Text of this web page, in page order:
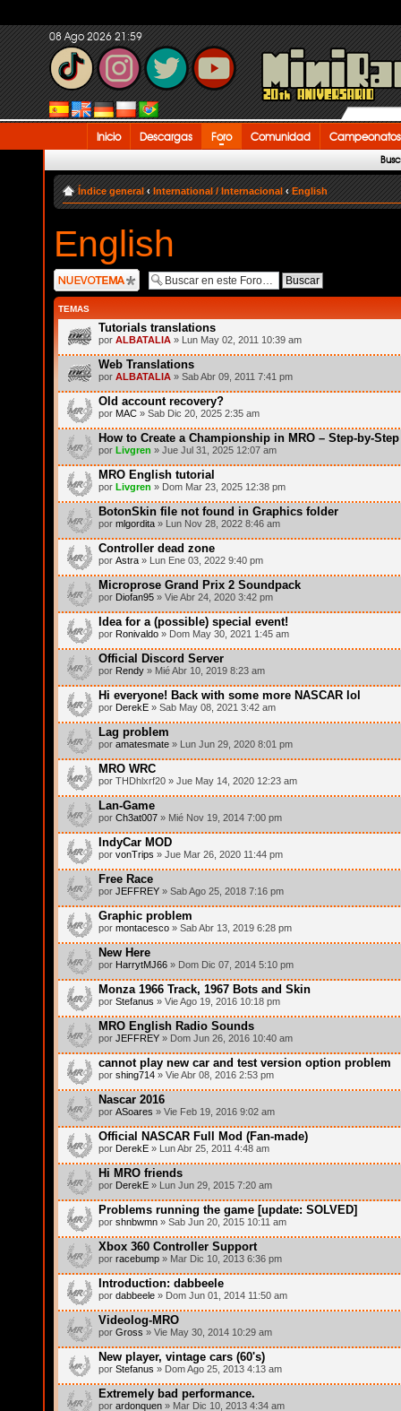
08 Ago 2026 21:59
Inicio Descargas Foro Comunidad Campeonatos
Índice general ‹ International / Internacional ‹ English
English
Publicar un nuevo
tema
TEMAS
Tutorials translations
por ALBATALIA » Lun May 02, 2011 10:39 am
Web Translations
por ALBATALIA » Sab Abr 09, 2011 7:41 pm
Old account recovery?
por MAC » Sab Dic 20, 2025 2:35 am
How to Create a Championship in MRO – Step-by-
por Livgren » Jue Jul 31, 2025 12:07 am
MRO English tutorial
por Livgren » Dom Mar 23, 2025 12:38 pm
BotonSkin file not found in Graphics folder
por mlgordita » Lun Nov 28, 2022 8:46 am
Controller dead zone
por Astra » Lun Ene 03, 2022 9:40 pm
Microprose Grand Prix 2 Soundpack
por Diofan95 » Vie Abr 24, 2020 3:42 pm
Idea for a (possible) special event!
por Ronivaldo » Dom May 30, 2021 1:45 am
Official Discord Server
por Rendy » Mié Abr 10, 2019 8:23 am
Hi everyone! Back with some more NASCAR lol
por DerekE » Sab May 08, 2021 3:42 am
Lag problem
por amatesmate » Lun Jun 29, 2020 8:01 pm
MRO WRC
por THDhlxrf20 » Jue May 14, 2020 12:23 am
Lan-Game
por Ch3at007 » Mié Nov 19, 2014 7:00 pm
IndyCar MOD
por vonTrips » Jue Mar 26, 2020 11:44 pm
Free Race
por JEFFREY » Sab Ago 25, 2018 7:16 pm
Graphic problem
por montacesco » Sab Abr 13, 2019 6:28 pm
New Here
por HarrytMJ66 » Dom Dic 07, 2014 5:10 pm
Monza 1966 Track, 1967 Bots and Skin
por Stefanus » Vie Ago 19, 2016 10:18 pm
MRO English Radio Sounds
por JEFFREY » Dom Jun 26, 2016 10:40 am
cannot play new car and test version option problem
por shing714 » Vie Abr 08, 2016 2:53 pm
Nascar 2016
por ASoares » Vie Feb 19, 2016 9:02 am
Official NASCAR Full Mod (Fan-made)
por DerekE » Lun Abr 25, 2011 4:48 am
Hi MRO friends
por DerekE » Lun Jun 29, 2015 7:20 am
Problems running the game [update: SOLVED]
por shnbwmn » Sab Jun 20, 2015 10:11 am
Xbox 360 Controller Support
por racebump » Mar Dic 10, 2013 6:36 pm
Introduction: dabbeele
por dabbeele » Dom Jun 01, 2014 11:50 am
Videolog-MRO
por Gross » Vie May 30, 2014 10:29 am
New player, vintage cars (60's)
por Stefanus » Dom Ago 25, 2013 4:13 am
Extremely bad performance.
por ardonquen » Mar Dic 10, 2013 4:34 am